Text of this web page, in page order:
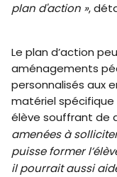
plan d'action »,
Le plan d’action
aménagements
personnalisés aux
matériel
élève souffrant de
amenées à
puisse former
il pourrait aussi